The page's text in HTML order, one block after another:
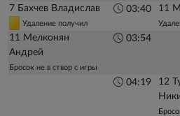
7 Бахчев Владислав
Удаление получил
03:40 11
11 Мелконян
Андрей
Бросок не в створ с игры
03:54
04:19
12